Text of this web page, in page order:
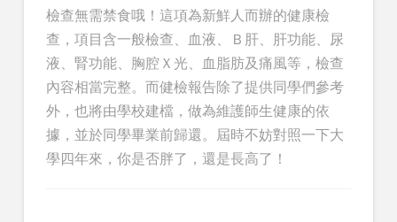
檢查無需禁食哦！這項為新鮮人而辦的健康檢
查，項目含一般檢查、血液、Ｂ肝、肝功能、尿
液、腎功能、胸腔Ｘ光、血脂肪及痛風等，檢查
內容相當完整。而健檢報告除了提供同學們參考
外，也將由學校建檔，做為維護師生健康的依
據，並於同學畢業前歸還。屆時不妨對照一下大
學四年來，你是否胖了，還是長高了！